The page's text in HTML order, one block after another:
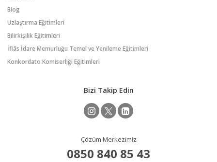
Blog
Uzlaştırma Eğitimleri
Bilirkişilik Eğitimleri
İflâs İdare Memurluğu Temel ve Yenileme Eğitimleri
Konkordato Komiserliği Eğitimleri
Bizi Takip Edin
Çözüm Merkezimiz
0850 840 85 43